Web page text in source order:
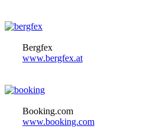
Bergfex
www.bergfex.at
Booking.com
www.booking.com